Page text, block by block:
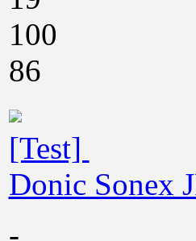
100
86
[Test]
Donic Sonex